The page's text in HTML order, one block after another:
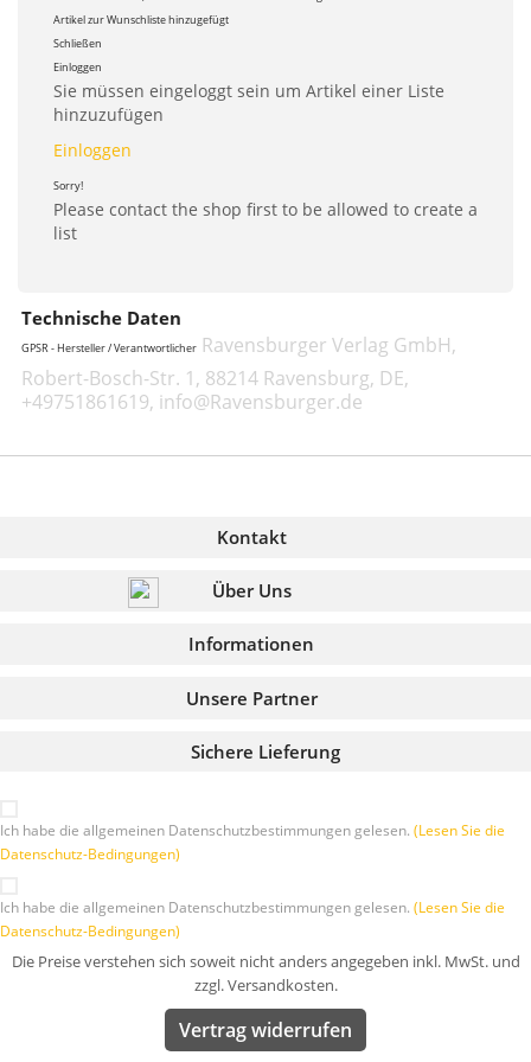
Artikel zur Wunschliste hinzugefügt
Schließen
Einloggen
Sie müssen eingeloggt sein um Artikel einer Liste
hinzuzufügen
Einloggen
Sorry!
Please contact the shop first to be allowed to create a
list
Technische Daten
GPSR - Hersteller / Verantwortlicher Ravensburger Verlag GmbH,
Robert-Bosch-Str. 1, 88214 Ravensburg, DE,
+49751861619, info@Ravensburger.de
Kontakt
Über Uns
Informationen
Sichere Lieferung
Unsere Partner
Ich habe die allgemeinen Datenschutzbestimmungen gelesen. (Lesen Sie die
Datenschutz-Bedingungen)
Ich habe die allgemeinen Datenschutzbestimmungen gelesen. (Lesen Sie die
Datenschutz-Bedingungen)
Die Preise verstehen sich soweit nicht anders angegeben inkl. MwSt. und
zzgl. Versandkosten.
Vertrag widerrufen